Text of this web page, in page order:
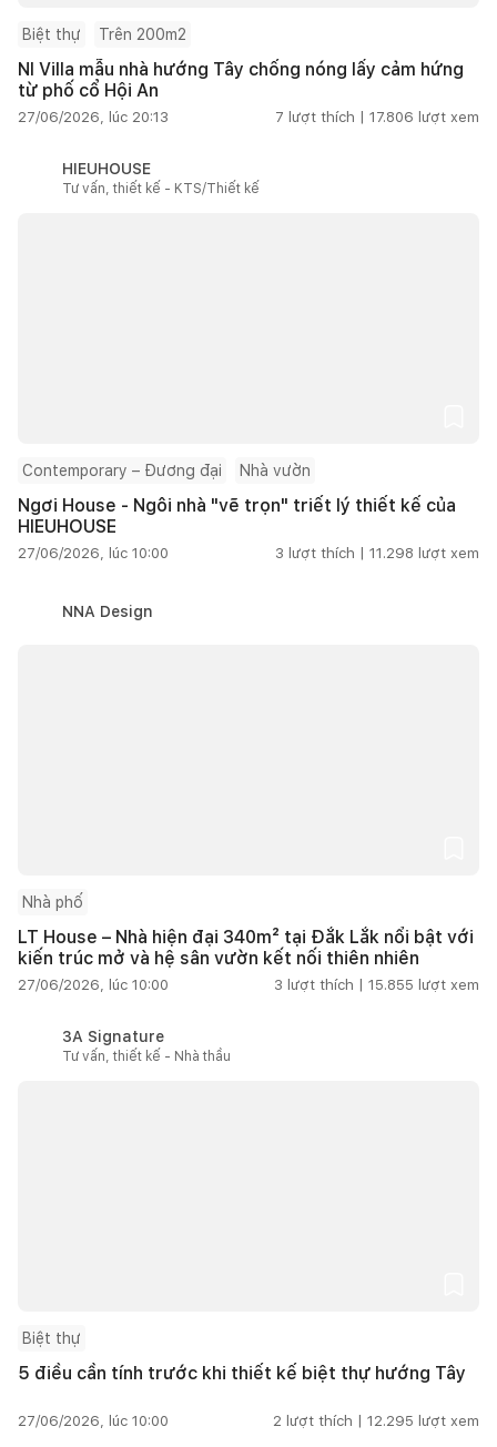
Biệt thự Trên 200m2
NI Villa mẫu nhà hướng Tây chống nóng lấy cảm hứng
từ phố cổ Hội An
27/06/2026, lúc 20:13 7 lượt thích | 17.806 lượt xem
HIEUHOUSE
Tư vấn, thiết kế - KTS/Thiết kế
Contemporary – Đương đại Nhà vườn
Ngơi House - Ngôi nhà "vẽ trọn" triết lý thiết kế của
HIEUHOUSE
27/06/2026, lúc 10:00 3 lượt thích | 11.298 lượt xem
NNA Design
Nhà phố
LT House – Nhà hiện đại 340m² tại Đắk Lắk nổi bật với
kiến trúc mở và hệ sân vườn kết nối thiên nhiên
27/06/2026, lúc 10:00 3 lượt thích | 15.855 lượt xem
3A Signature
Tư vấn, thiết kế - Nhà thầu
Biệt thự
5 điều cần tính trước khi thiết kế biệt thự hướng Tây
27/06/2026, lúc 10:00 2 lượt thích | 12.295 lượt xem